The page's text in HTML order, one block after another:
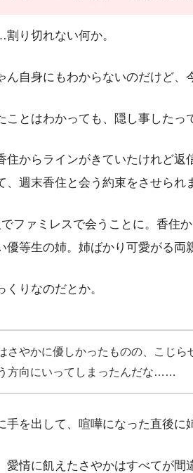
り切れない何か。
ん自身にもわからないのだけど、
ことはわかっても、隠し事したっ
住からラインがきていたけれど返
、週末香住と会う約束をさせられ
ファミレスで会うことに。香住
優等生の姉。姉ばかり可愛がる両
りなのだとか。
さやかに優しかったものの、こじら
方向にいってしまったんだな……
手を出して、喧嘩になった直後に
愛情に飢えたさやかはすべてが間